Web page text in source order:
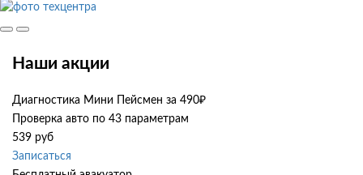
Наши акции
Диагностика Мини Пейсмен за 490₽
Проверка авто по 43 параметрам
539 руб
Записаться